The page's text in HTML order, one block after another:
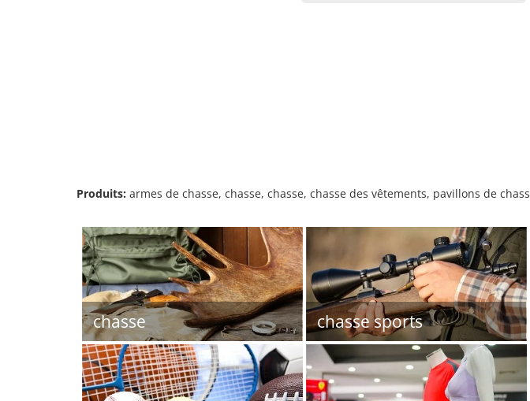
Produits: armes de chasse, chasse, chasse, chasse des vêtements, pavillons de
chasse chasse sports